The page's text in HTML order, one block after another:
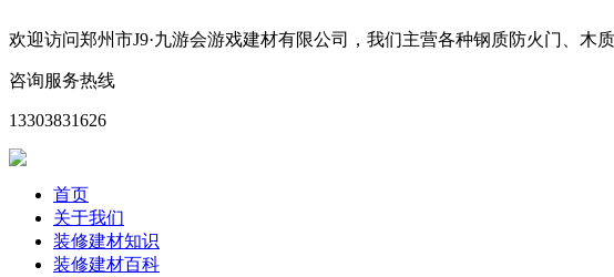
欢迎访问郑州市J9·九游会游戏建材有限公司，我们主营各种钢质防火门、
咨询服务热线
13303831626
首页
关于我们
装修建材知识
装修建材百科